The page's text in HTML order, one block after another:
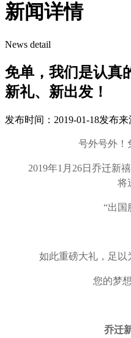
新闻详情
News detail
免单，我们是认真
新礼、新出发！
发布时间： 2019-01-18发布来
号外号外！
2019年1月26日乔迁新
将
“出国
如此重磅大礼，足以
您的梦
乔迁